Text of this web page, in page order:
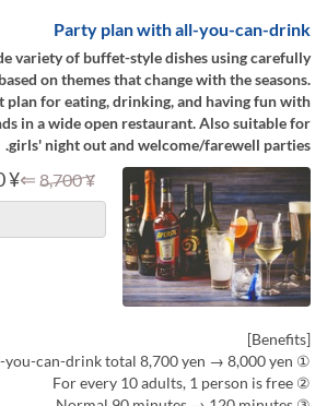
Party plan with all-you-can-drink
variety of buffet-style dishes using carefully
on themes that change with the seasons.
plan for eating, drinking, and having fun with
in a wide open restaurant. Also suitable for
girls' night out and welcome/farewell parties.
¥ 8,700
⇐
¥ 8,000
[Benefits]
① Normal buffet + all-you-can-drink total 8,700 yen → 8,000 yen
② For every 10 adults, 1 person is free